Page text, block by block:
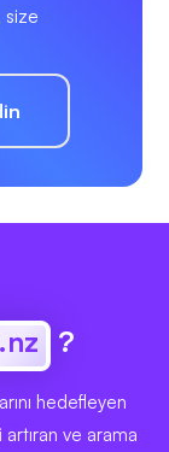
size
?
hedefleyen
ve arama